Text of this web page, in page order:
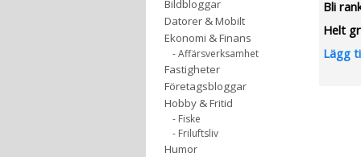
Bildbloggar
Datorer & Mobilt
Ekonomi & Finans
- Affärsverksamhet
Fastigheter
Företagsbloggar
Hobby & Fritid
- Fiske
- Friluftsliv
Humor
Bli
Helt
Lägg